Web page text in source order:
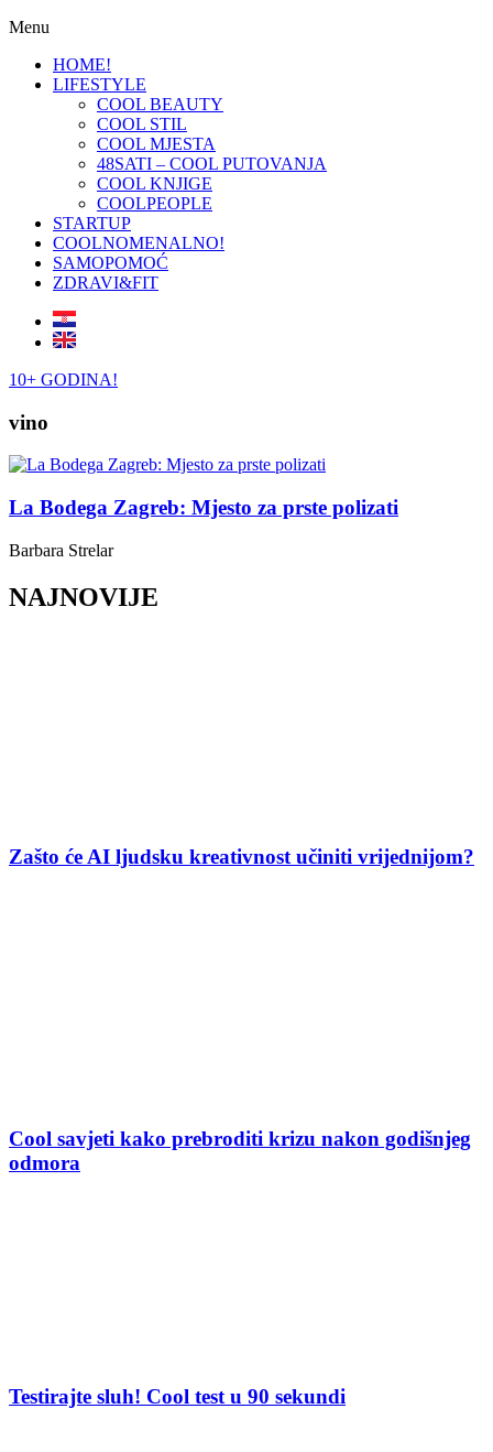
Menu
HOME!
LIFESTYLE
COOL BEAUTY
COOL STIL
COOL MJESTA
48SATI – COOL PUTOVANJA
COOL KNJIGE
COOLPEOPLE
STARTUP
COOLNOMENALNO!
SAMOPOMOĆ
ZDRAVI&FIT
10+ GODINA!
vino
La Bodega Zagreb: Mjesto za prste polizati
Barbara Strelar
NAJNOVIJE
Zašto će AI ljudsku kreativnost učiniti vrijednijom?
Cool savjeti kako prebroditi krizu nakon godišnjeg
odmora
Testirajte sluh! Cool test u 90 sekundi